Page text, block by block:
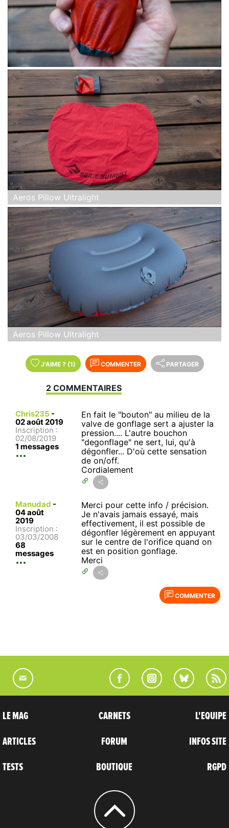
Aeros Pillow Ultralight
Aeros Pillow Ultralight
J'AIME ? (1) COMMENTER PARTAGER
2 COMMENTAIRES
Chris235 -
02 août 2019
Inscription :
02/08/2019
1 messages
En fait le "bouton" au milieu de la
valve de gonflage sert a ajuster la
pression.... L'autre bouchon
"degonflage" ne sert, lui, qu'à
dégonfler... D'où cette sensation
de on/off.
Cordialement
Manudad -
04 août
2019
Inscription :
03/03/2008
68
messages
Merci pour cette info / précision.
Je n'avais jamais essayé, mais
effectivement, il est possible de
dégonfler légèrement en appuyant
sur le centre de l'orifice quand on
est en position gonflage.
Merci
COMMENTER
LE MAG
ARTICLES
TESTS
CARNETS
FORUM
BOUTIQUE
L'EQUIPE
INFOS SITE
RGPD